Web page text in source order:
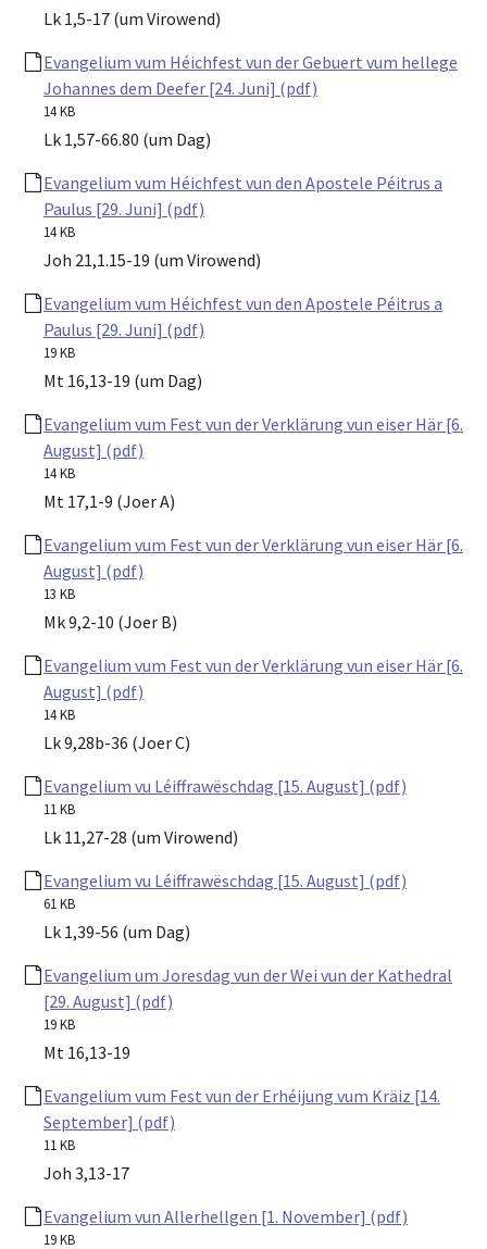
Lk 1,5-17 (um Virowend)
Evangelium vum Héichfest vun der Gebuert vum hellege
Johannes dem Deefer [24. Juni] (pdf)
14 KB
Lk 1,57-66.80 (um Dag)
Evangelium vum Héichfest vun den Apostele Péitrus a
Paulus [29. Juni] (pdf)
14 KB
Joh 21,1.15-19 (um Virowend)
Evangelium vum Héichfest vun den Apostele Péitrus a
Paulus [29. Juni] (pdf)
19 KB
Mt 16,13-19 (um Dag)
Evangelium vum Fest vun der Verklärung vun eiser Här [6.
August] (pdf)
14 KB
Mt 17,1-9 (Joer A)
Evangelium vum Fest vun der Verklärung vun eiser Här [6.
August] (pdf)
13 KB
Mk 9,2-10 (Joer B)
Evangelium vum Fest vun der Verklärung vun eiser Här [6.
August] (pdf)
14 KB
Lk 9,28b-36 (Joer C)
Evangelium vu Léiffrawëschdag [15. August] (pdf)
11 KB
Lk 11,27-28 (um Virowend)
Evangelium vu Léiffrawëschdag [15. August] (pdf)
61 KB
Lk 1,39-56 (um Dag)
Evangelium um Joresdag vun der Wei vun der Kathedral
[29. August] (pdf)
19 KB
Mt 16,13-19
Evangelium vum Fest vun der Erhéijung vum Kräiz [14.
September] (pdf)
11 KB
Joh 3,13-17
Evangelium vun Allerhellgen [1. November] (pdf)
19 KB